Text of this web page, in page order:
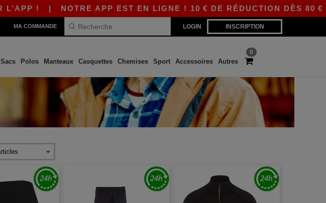
!| NOTRE APP EST EN LIGNE ! 10 € DE RÉDUCTION DÈS 80 €
LOGIN INSCRIPTION
MA COMMANDE
0
Sacs Polos Manteaux Casquettes Chemises Sport Accessoires Autres